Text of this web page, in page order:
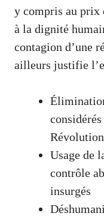
y compris au prix
à la dignité
contagion d’une
ailleurs justifie
Révolution
Usage de
contrôle
insurgés